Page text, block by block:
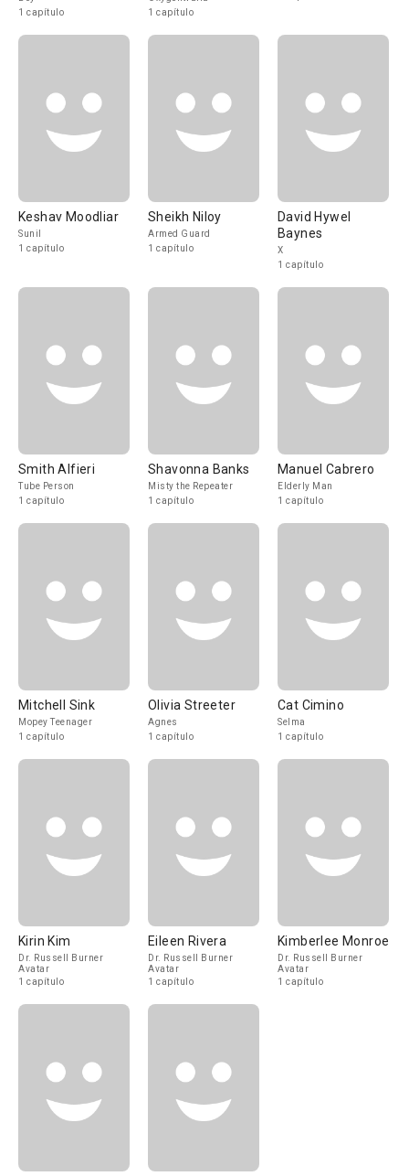
1 capítulo
1 capítulo
Keshav Moodliar
Sunil
1 capítulo
Sheikh Niloy
Armed Guard
1 capítulo
David Hywel
Baynes
X
1 capítulo
Smith Alfieri
Tube Person
1 capítulo
Shavonna Banks
Misty the Repeater
1 capítulo
Manuel Cabrero
Elderly Man
1 capítulo
Mitchell Sink
Mopey Teenager
1 capítulo
Olivia Streeter
Agnes
1 capítulo
Cat Cimino
Selma
1 capítulo
Kirin Kim
Dr. Russell Burner
Avatar
1 capítulo
Eileen Rivera
Dr. Russell Burner
Avatar
1 capítulo
Kimberlee Monroe
Dr. Russell Burner
Avatar
1 capítulo